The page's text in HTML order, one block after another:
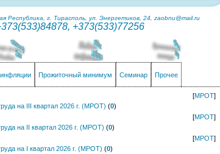
Республика, г. Тирасполь, ул. Энергетиков, 24, zaobnu@mail.ru
+373(533)77256
Прожиточный минимум Семинар Прочее
[МРОТ]
на III квартал 2026 г. (МРОТ) (0)
[МРОТ]
на II квартал 2026 г. (МРОТ) (0)
[МРОТ]
на I квартал 2026 г. (МРОТ) (0)